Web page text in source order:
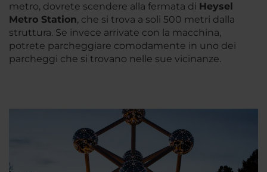
metro, dovrete scendere alla fermata di Heysel
Metro Station, che si trova a soli 500 metri dalla
struttura. Se invece arrivate con la macchina,
potrete parcheggiare comodamente in uno dei
parcheggi che si trovano nelle sue vicinanze.